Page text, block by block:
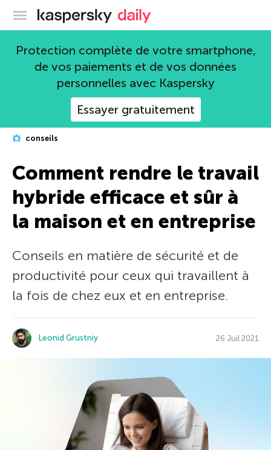
Blog officiel de Kaspersky
Protection complète de votre smartphone,
de vos paiements et de vos données
personnelles avec Kaspersky
Essayer gratuitement
conseils
Comment rendre le travail
hybride efficace et sûr à
la maison et en entreprise
Conseils en matière de sécurité et de
productivité pour ceux qui travaillent à
la fois de chez eux et en entreprise.
Leonid Grustniy 26 Juil 2021